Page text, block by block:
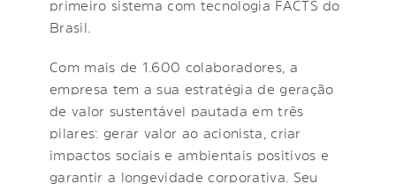
primeiro sistema com tecnologia FACTS do
Brasil.
Com mais de 1.600 colaboradores, a
empresa tem a sua estratégia de geração
de valor sustentável pautada em três
pilares: gerar valor ao acionista, criar
impactos sociais e ambientais positivos e
garantir a longevidade corporativa. Seu